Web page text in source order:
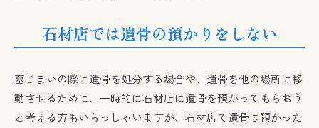
石材店では遺骨の預かりをしない
墓じまいの際に遺骨を処分する場合や、遺骨を他の場所に移
動させるために、一時的に石材店に遺骨を預かってもらおう
と考える方もいらっしゃいますが、石材店で遺骨は預かった